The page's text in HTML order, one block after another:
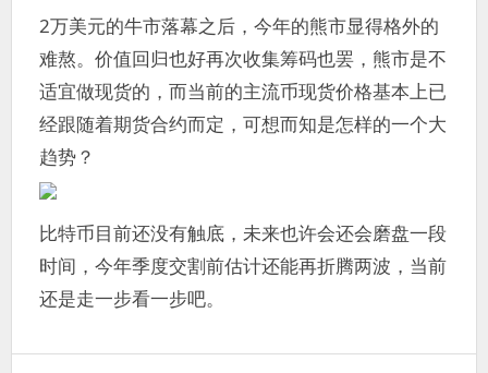
2万美元的牛市落幕之后，今年的熊市显得格外的
难熬。价值回归也好再次收集筹码也罢，熊市是不
适宜做现货的，而当前的主流币现货价格基本上已
经跟随着期货合约而定，可想而知是怎样的一个大
趋势？
比特币目前还没有触底，未来也许会还会磨盘一段
时间，今年季度交割前估计还能再折腾两波，当前
还是走一步看一步吧。